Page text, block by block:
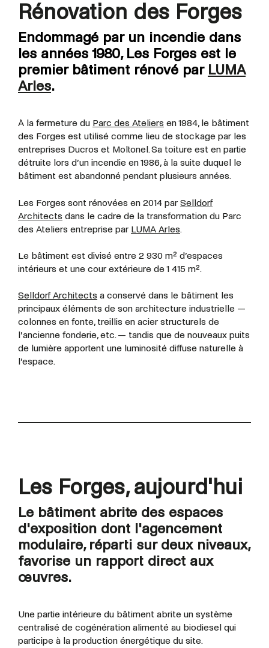
Rénovation des Forges
Endommagé par un incendie dans
les années 1980, Les Forges est le
premier bâtiment rénové par LUMA
Arles.
À la fermeture du Parc des Ateliers en 1984, le bâtiment
des Forges est utilisé comme lieu de stockage par les
entreprises Ducros et Moltonel. Sa toiture est en partie
détruite lors d’un incendie en 1986, à la suite duquel le
bâtiment est abandonné pendant plusieurs années.
Les Forges sont rénovées en 2014 par Selldorf
Architects dans le cadre de la transformation du Parc
des Ateliers entreprise par LUMA Arles.
Le bâtiment est divisé entre 2 930 m² d’espaces
intérieurs et une cour extérieure de 1 415 m².
Selldorf Architects a conservé dans le bâtiment les
principaux éléments de son architecture industrielle —
colonnes en fonte, treillis en acier structurels de
l’ancienne fonderie, etc. — tandis que de nouveaux puits
de lumière apportent une luminosité diffuse naturelle à
l’espace.
Les Forges, aujourd'hui
Le bâtiment abrite des espaces
d'exposition dont l'agencement
modulaire, réparti sur deux niveaux,
favorise un rapport direct aux
œuvres.
Une partie intérieure du bâtiment abrite un système
centralisé de cogénération alimenté au biodiesel qui
participe à la production énergétique du site.